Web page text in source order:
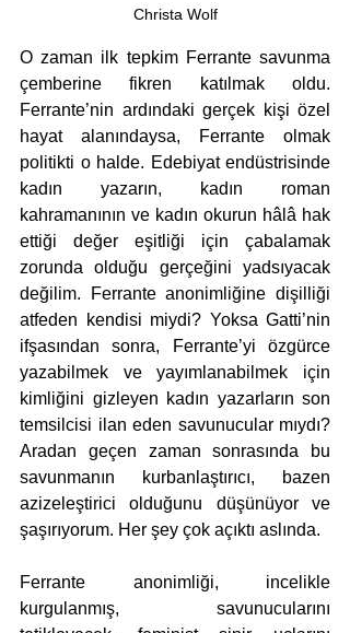
Christa Wolf
O zaman ilk tepkim Ferrante savunma
çemberine fikren katılmak oldu.
Ferrante’nin ardındaki gerçek kişi özel
hayat alanındaysa, Ferrante olmak
politikti o halde. Edebiyat endüstrisinde
kadın yazarın, kadın roman
kahramanının ve kadın okurun hâlâ hak
ettiği değer eşitliği için çabalamak
zorunda olduğu gerçeğini yadsıyacak
değilim. Ferrante anonimliğine dişilliği
atfeden kendisi miydi? Yoksa Gatti’nin
ifşasından sonra, Ferrante’yi özgürce
yazabilmek ve yayımlanabilmek için
kimliğini gizleyen kadın yazarların son
temsilcisi ilan eden savunucular mıydı?
Aradan geçen zaman sonrasında bu
savunmanın kurbanlaştırıcı, bazen
azizeleştirici olduğunu düşünüyor ve
şaşırıyorum. Her şey çok açıktı aslında.
Ferrante anonimliği, incelikle
kurgulanmış, savunucularını